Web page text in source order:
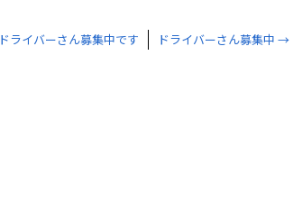
ドライバーさん募集中です ドライバーさん募集中 →